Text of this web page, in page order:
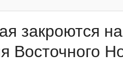
закроются
Восточного